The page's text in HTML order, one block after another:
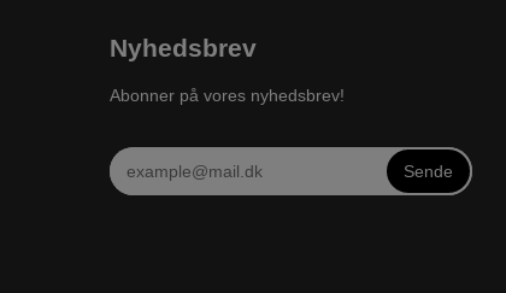
Nyhedsbrev
Abonner på vores nyhedsbrev!
Sende